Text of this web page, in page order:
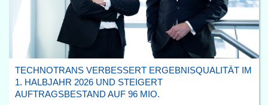
TECHNOTRANS VERBESSERT ERGEBNISQUALITÄT IM
1. HALBJAHR 2026 UND STEIGERT
AUFTRAGSBESTAND AUF 96 MIO.